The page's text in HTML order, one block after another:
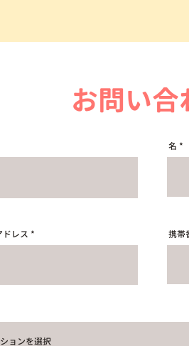
お問い合
名
ドレス 携帯